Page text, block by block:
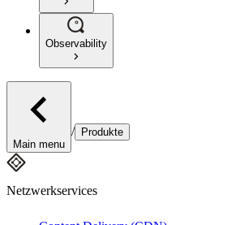
Observability
Main menu
/ Produkte
Netzwerkservices